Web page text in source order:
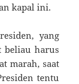
kapal ini.
yang
beliau harus
marah, saat
tentu